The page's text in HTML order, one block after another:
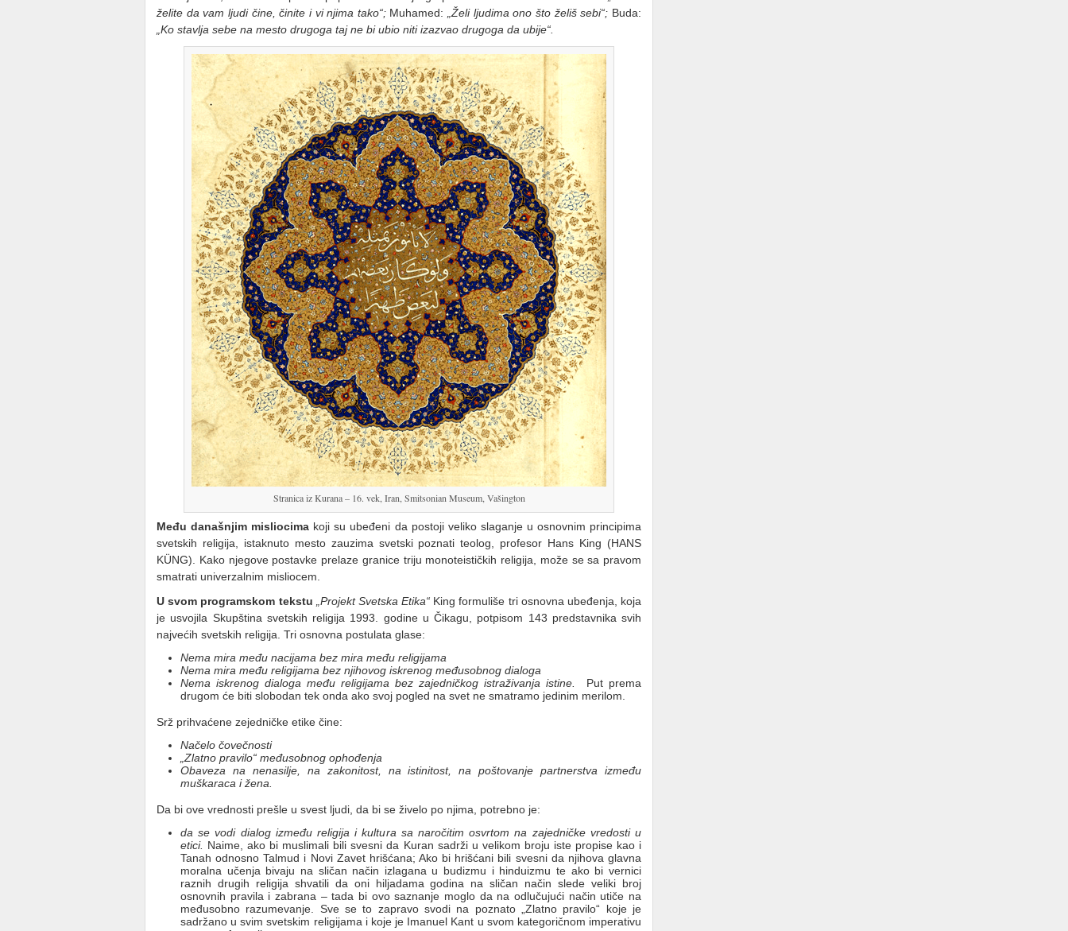
želite da vam ljudi čine, činite i vi njima tako“; Muhamed: „Želi ljudima ono što želiš sebi“; Buda:
„Ko stavlja sebe na mesto drugoga taj ne bi ubio niti izazvao drugoga da ubije“.
Stranica iz Kurana – 16. vek, Iran, Smitsonian Museum, Vašington
Među današnjim misliocima koji su ubeđeni da postoji veliko slaganje u osnovnim principima
svetskih religija, istaknuto mesto zauzima svetski poznati teolog, profesor Hans King (HANS
KÜNG). Kako njegove postavke prelaze granice triju monoteističkih religija, može se sa pravom
smatrati univerzalnim misliocem.
U svom programskom tekstu
„Projekt Svetska Etika“ King formuliše tri osnovna ubeđenja, koja
je usvojila Skupština svetskih religija 1993. godine u Čikagu, potpisom 143 predstavnika svih
najvećih svetskih religija. Tri osnovna postulata glase:
Nema mira među nacijama bez mira među religijama
Nema mira među religijama bez njihovog iskrenog međusobnog dialoga
Nema iskrenog dialoga među religijama bez zajedničkog istraživanja istine.
Put prema
drugom će biti slobodan tek onda ako svoj pogled na svet ne smatramo jedinim merilom.
Srž prihvaćene zejedničke etike čine:
Načelo čovečnosti
„Zlatno pravilo“ međusobnog ophođenja
Obaveza na nenasilje, na zakonitost, na istinitost, na poštovanje partnerstva između
muškaraca i žena.
Da bi ove vrednosti prešle u svest ljudi, da bi se živelo po njima, potrebno je:
da se vodi dialog između religija i kultura sa naročitim osvrtom na zajedničke vredosti u
etici. Naime, ako bi muslimali bili svesni da Kuran sadrži u velikom broju iste propise kao i
Tanah odnosno Talmud i Novi Zavet hrišćana; Ako bi hrišćani bili svesni da njihova glavna
moralna učenja bivaju na sličan način izlagana u budizmu i hinduizmu te ako bi vernici
raznih drugih religija shvatili da oni hiljadama godina na sličan način slede veliki broj
osnovnih pravila i zabrana – tada bi ovo saznanje moglo da na odlučujući način utiče na
međusobno razumevanje. Sve se to zapravo svodi na poznato „Zlatno pravilo“ koje je
sadržano u svim svetskim religijama i koje je Imanuel Kant u svom kategoričnom imperativu